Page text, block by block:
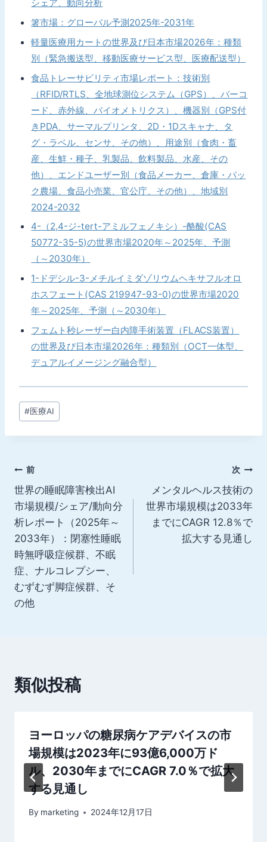
シェア、動向分析
箸市場：グローバル予測2025年-2031年
軽量医療用カートの世界及び日本市場2026年：種類
別（緊急搬送型、移動医療サービス型、医療配送型）
食品トレーサビリティ市場レポート：技術別
（RFID/RTLS、全地球測位システム（GPS）、バーコ
ード、赤外線、バイオメトリクス）、機器別（GPS付
きPDA、サーマルプリンタ、2D・1Dスキャナ、タ
グ・ラベル、センサ、その他）、用途別（食肉・畜
産、生鮮・種子、乳製品、飲料製品、水産、その
他）、エンドユーザー別（食品メーカー、倉庫・パッ
ク農場、食品小売業、官公庁、その他）、地域別
2024-2032
4-（2,4-ジ-tert-アミルフェノキシ）-酪酸(CAS
50772-35-5)の世界市場2020年～2025年、予測
（～2030年）
1-ドデシル-3-メチルイミダゾリウムヘキサフルオロ
ホスフェート(CAS 219947-93-0)の世界市場2020
年～2025年、予測（～2030年）
フェムト秒レーザー白内障手術装置（FLACS装置）
の世界及び日本市場2026年：種類別（OCT一体型、
デュアルイメージング融合型）
投
稿
タ
#医療AI
投
稿
ナ
ビ
ゲ
ー
ン
前
世界の睡眠障害検出AI
市場規模/シェア/動向分
析レポート（2025年～
2033年）：閉塞性睡眠
時無呼吸症候群、不眠
症、ナルコレプシー、
むずむず脚症候群、そ
の他
次
メンタルヘルス技術の
世界市場規模は2033年
までにCAGR 12.8％で
拡大する見通し
類似投稿
ヨーロッパの糖尿病ケアデバイスの市
場規模は2023年に93億6,000万ド
ル、2030年までにCAGR 7.0％で拡大
する見通し
By marketing 2024年12月17日